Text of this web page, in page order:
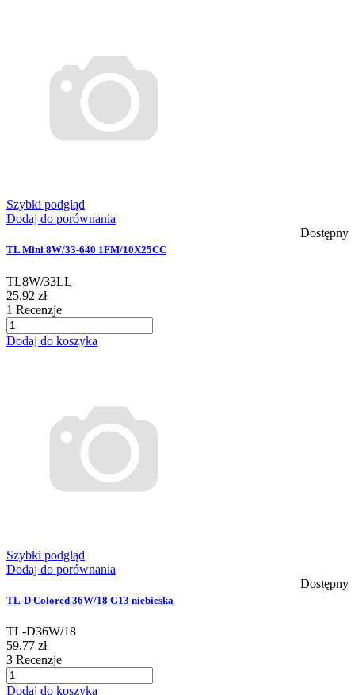
Szybki podgląd
Dodaj do porównania
Dostępny
TL Mini 8W/33-640 1FM/10X25CC
TL8W/33LL
25,92 zł
1 Recenzje
Dodaj do koszyka
Szybki podgląd
Dodaj do porównania
Dostępny
TL-D Colored 36W/18 G13 niebieska
TL-D36W/18
59,77 zł
3 Recenzje
Dodaj do koszyka